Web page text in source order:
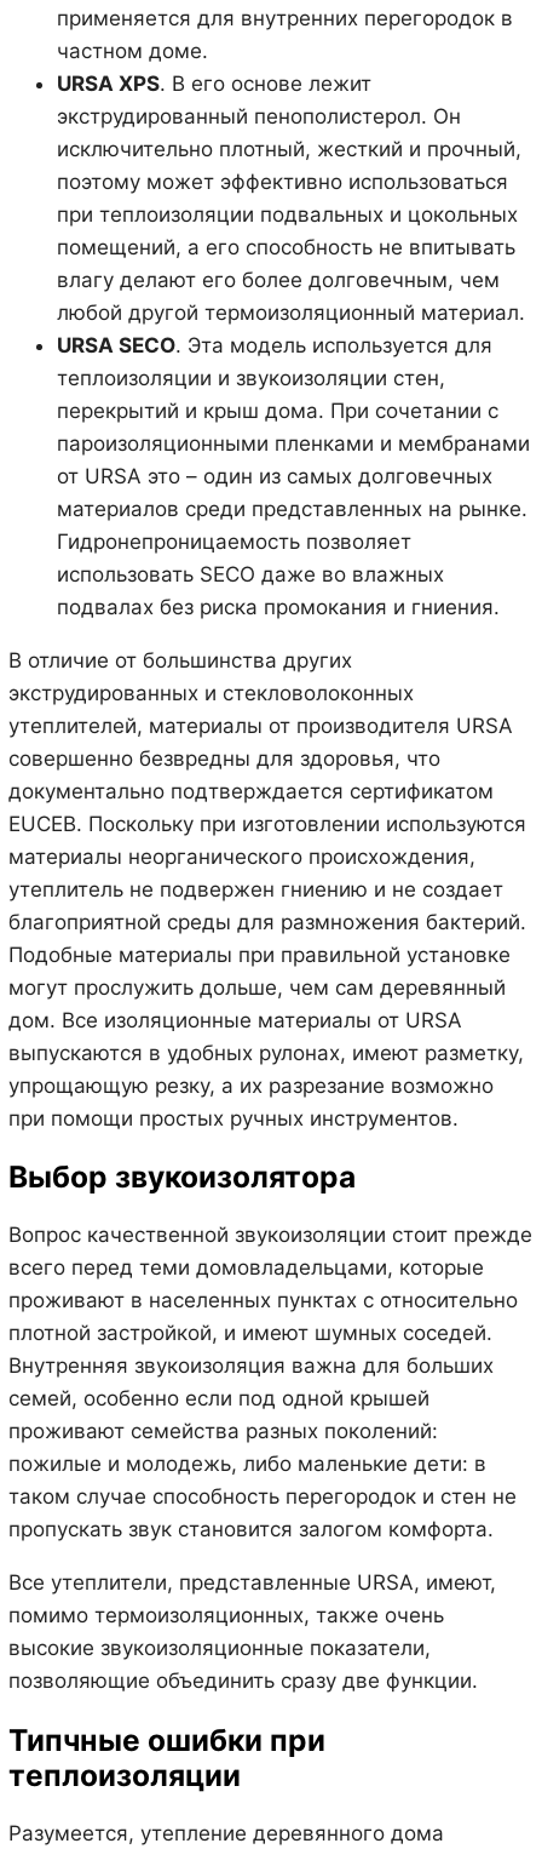
применяется для внутренних перегородок в
частном доме.
URSA XPS. В его основе лежит
экструдированный пенополистерол. Он
исключительно плотный, жесткий и прочный,
поэтому может эффективно использоваться
при теплоизоляции подвальных и цокольных
помещений, а его способность не впитывать
влагу делают его более долговечным, чем
любой другой термоизоляционный материал.
URSA SECO. Эта модель используется для
теплоизоляции и звукоизоляции стен,
перекрытий и крыш дома. При сочетании с
пароизоляционными пленками и мембранами
от URSA это – один из самых долговечных
материалов среди представленных на рынке.
Гидронепроницаемость позволяет
использовать SECO даже во влажных
подвалах без риска промокания и гниения.
В отличие от большинства других
экструдированных и стекловолоконных
утеплителей, материалы от производителя URSA
совершенно безвредны для здоровья, что
документально подтверждается сертификатом
EUCEB. Поскольку при изготовлении используются
материалы неорганического происхождения,
утеплитель не подвержен гниению и не создает
благоприятной среды для размножения бактерий.
Подобные материалы при правильной установке
могут прослужить дольше, чем сам деревянный
дом. Все изоляционные материалы от URSA
выпускаются в удобных рулонах, имеют разметку,
упрощающую резку, а их разрезание возможно
при помощи простых ручных инструментов.
Выбор звукоизолятора
Вопрос качественной звукоизоляции стоит прежде
всего перед теми домовладельцами, которые
проживают в населенных пунктах с относительно
плотной застройкой, и имеют шумных соседей.
Внутренняя звукоизоляция важна для больших
семей, особенно если под одной крышей
проживают семейства разных поколений:
пожилые и молодежь, либо маленькие дети: в
таком случае способность перегородок и стен не
пропускать звук становится залогом комфорта.
Все утеплители, представленные URSA, имеют,
помимо термоизоляционных, также очень
высокие звукоизоляционные показатели,
позволяющие объединить сразу две функции.
Типчные ошибки при
теплоизоляции
Разумеется, утепление деревянного дома